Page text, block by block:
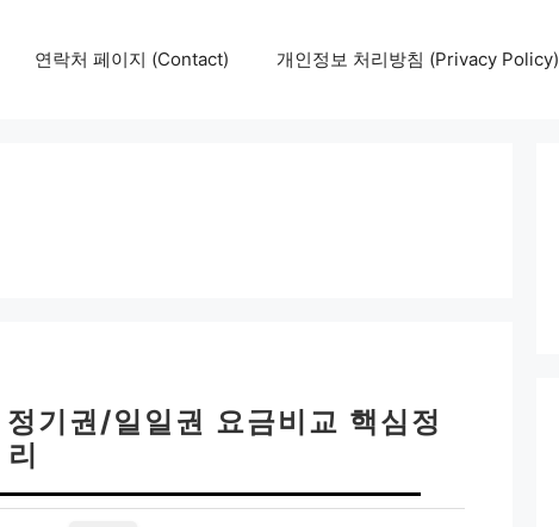
연락처 페이지 (Contact) 개인정보 처리방침 (Privacy Policy)
기권/일일권 요금비교 핵심정
리